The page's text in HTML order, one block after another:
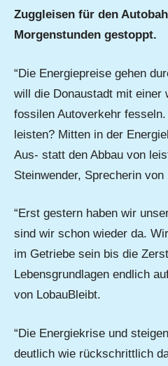
Zuggleisen für den
Morgenstunden gestoppt.
“Die Energiepreise gehen
will die Donaustadt mit einer
fossilen Autoverkehr
leisten? Mitten in der
Aus- statt den Abbau von
Steinwender, Sprecherin von
“Erst gestern haben wir
sind wir schon wieder da.
im Getriebe sein bis die
Lebensgrundlagen endlich
von LobauBleibt.
“Die Energiekrise und
deutlich wie rückschrittlich